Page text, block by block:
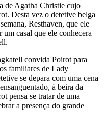
de Agatha Christie cujo
Desta vez o detetive belga
Resthaven, que ele
casal que ele conhecera
convida Poirot para
familiares de Lady
se depara com uma cena
à beira da
pensa se tratar de uma
a presença do grande